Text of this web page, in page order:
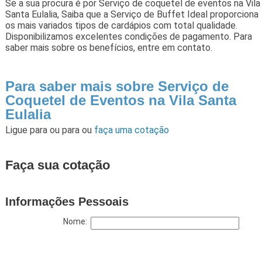
Se a sua procura é por Serviço de coquetel de eventos na Vila
Santa Eulalia, Saiba que a Serviço de Buffet Ideal proporciona
os mais variados tipos de cardápios com total qualidade.
Disponibilizamos excelentes condições de pagamento. Para
saber mais sobre os benefícios, entre em contato.
Para saber mais sobre Serviço de
Coquetel de Eventos na Vila Santa
Eulalia
Ligue para ou para ou faça uma cotação
Faça sua cotação
Informações Pessoais
Nome: